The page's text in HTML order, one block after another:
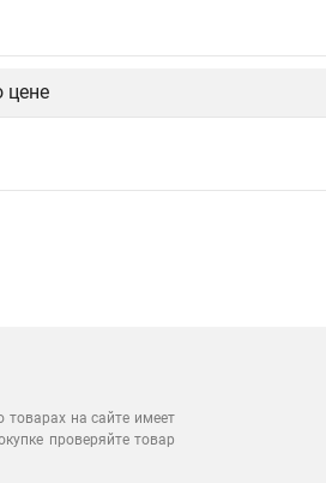
цене
товарах на сайте имеет
проверяйте товар